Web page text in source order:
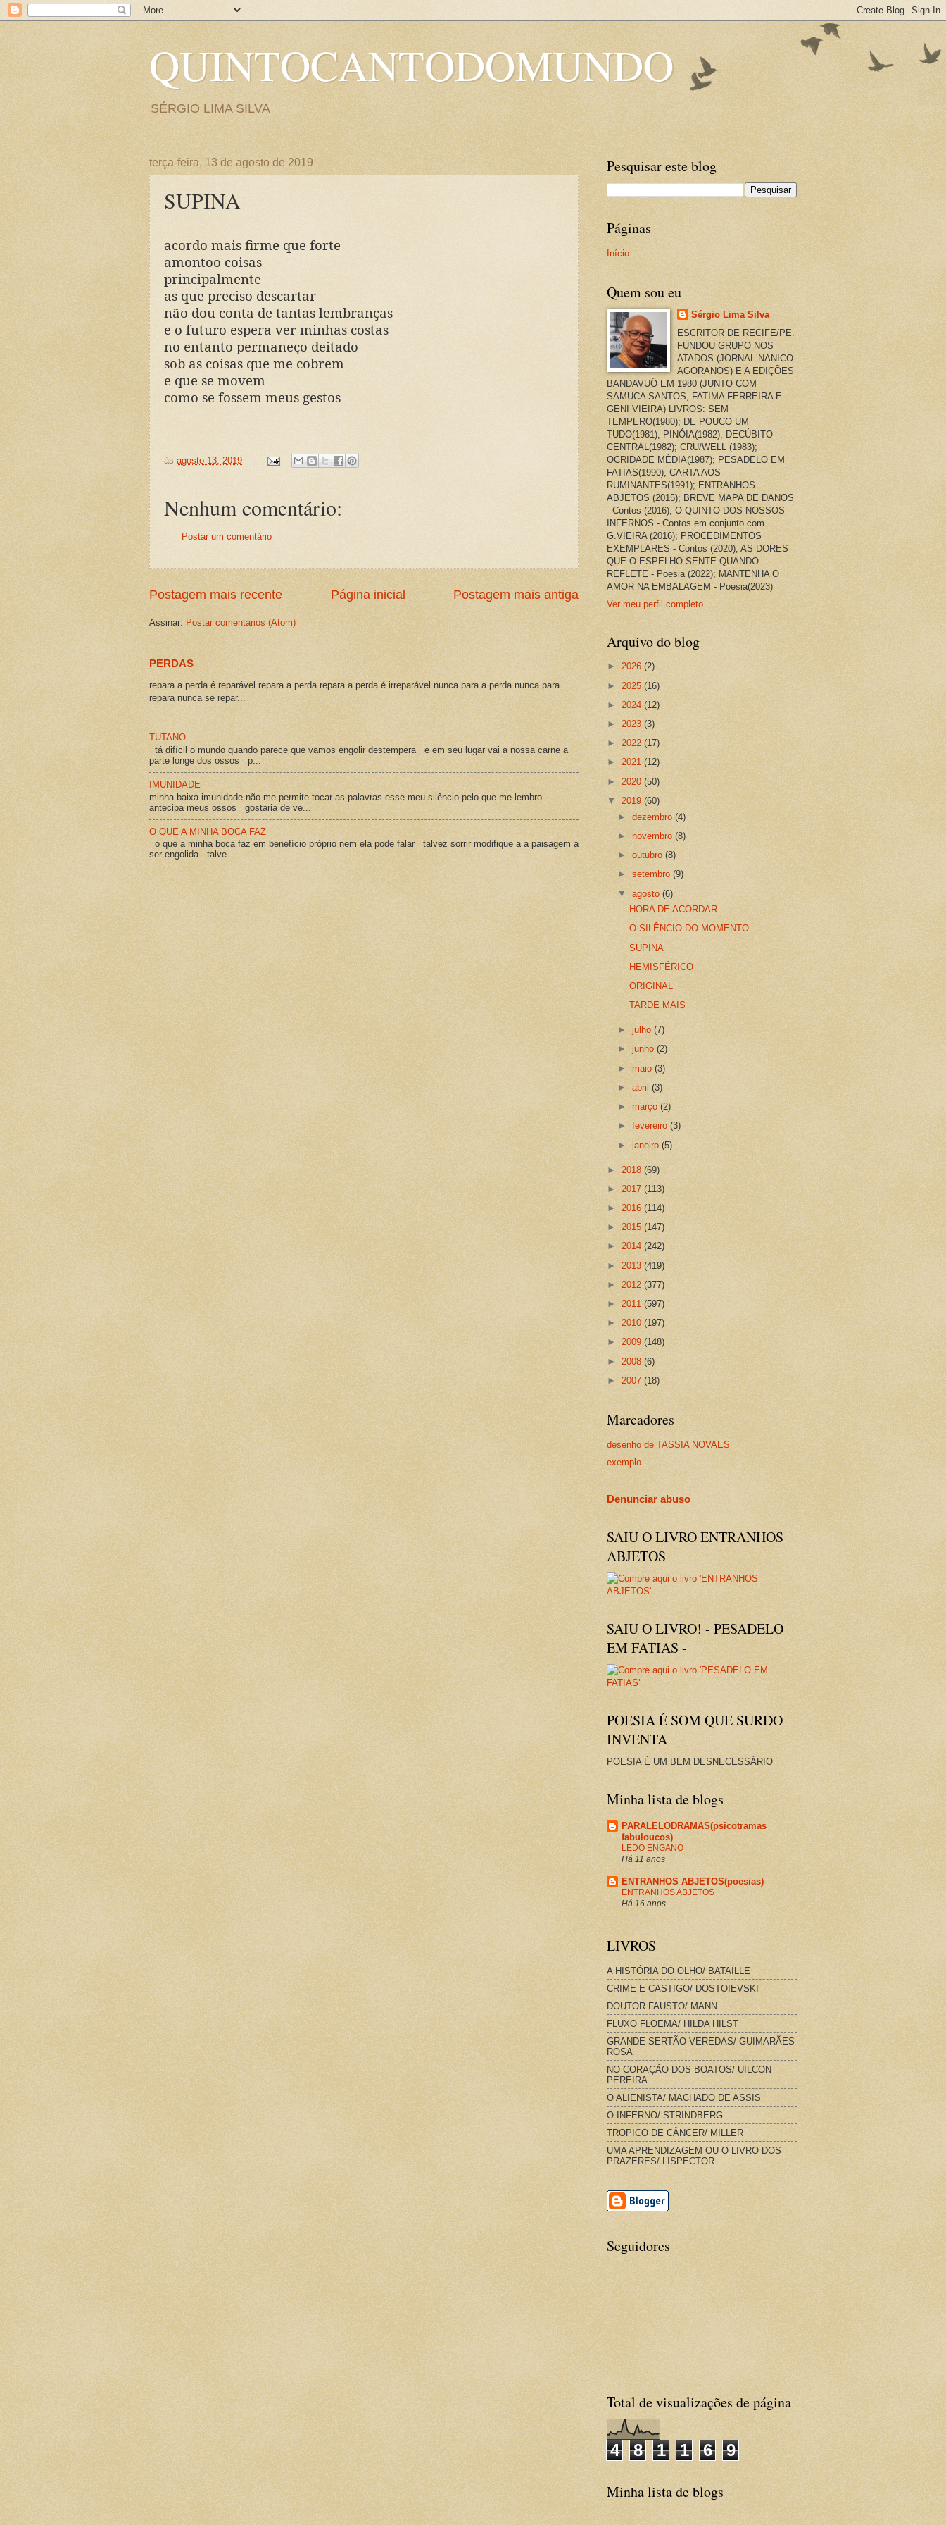
QUINTOCANTODOMUNDO
SÉRGIO LIMA SILVA
terça-feira, 13 de agosto de 2019
SUPINA
acordo mais firme que forte
amontoo coisas
principalmente
as que preciso descartar
não dou conta de tantas lembranças
e o futuro espera ver minhas costas
no entanto permaneço deitado
sob as coisas que me cobrem
e que se movem
como se fossem meus gestos
às agosto 13, 2019
Nenhum comentário:
Postar um comentário
Postagem mais recente Postagem mais antiga
Página inicial
Assinar: Postar comentários (Atom)
PERDAS
repara a perda é reparável repara a perda repara a perda é irreparável nunca para a perda nunca para
repara nunca se repar...
TUTANO
tá difícil o mundo quando parece que vamos engolir destempera e em seu lugar vai a nossa carne a
parte longe dos ossos p...
IMUNIDADE
minha baixa imunidade não me permite tocar as palavras esse meu silêncio pelo que me lembro
antecipa meus ossos gostaria de ve...
O QUE A MINHA BOCA FAZ
o que a minha boca faz em benefício próprio nem ela pode falar talvez sorrir modifique a a paisagem a
ser engolida talve...
Pesquisar este blog
Páginas
Início
Quem sou eu
Sérgio Lima Silva
ESCRITOR DE RECIFE/PE.
FUNDOU GRUPO NOS
ATADOS (JORNAL NANICO
AGORANOS) E A EDIÇÕES
BANDAVUÔ EM 1980 (JUNTO COM
SAMUCA SANTOS, FATIMA FERREIRA E
GENI VIEIRA) LIVROS: SEM
TEMPERO(1980); DE POUCO UM
TUDO(1981); PINÓIA(1982); DECÚBITO
CENTRAL(1982); CRU/WELL (1983);
OCRIDADE MÉDIA(1987); PESADELO EM
FATIAS(1990); CARTA AOS
RUMINANTES(1991); ENTRANHOS
ABJETOS (2015); BREVE MAPA DE DANOS
- Contos (2016); O QUINTO DOS NOSSOS
INFERNOS - Contos em conjunto com
G.VIEIRA (2016); PROCEDIMENTOS
EXEMPLARES - Contos (2020); AS DORES
QUE O ESPELHO SENTE QUANDO
REFLETE - Poesia (2022); MANTENHA O
AMOR NA EMBALAGEM - Poesia(2023)
Ver meu perfil completo
Arquivo do blog
► 2026 (2)
► 2025 (16)
► 2024 (12)
► 2023 (3)
► 2022 (17)
► 2021 (12)
► 2020 (50)
▼ 2019 (60)
►dezembro(4)
►novembro(8)
►outubro(8)
►setembro(9)
▼agosto(6)
HORA DE ACORDAR
O SILÊNCIO DO MOMENTO
SUPINA
HEMISFÉRICO
ORIGINAL
TARDE MAIS
► julho(7)
► junho(2)
► maio(3)
►abril(3)
►março(2)
►fevereiro(3)
►janeiro(5)
► 2018 (69)
► 2017 (113)
► 2016 (114)
► 2015 (147)
► 2014 (242)
► 2013 (419)
► 2012 (377)
► 2011 (597)
► 2010 (197)
► 2009 (148)
► 2008 (6)
► 2007 (18)
Marcadores
desenho de TASSIA NOVAES
exemplo
Denunciar abuso
SAIU O LIVRO ENTRANHOS
ABJETOS
SAIU O LIVRO! - PESADELO
EM FATIAS -
POESIA É SOM QUE SURDO
INVENTA
POESIA É UM BEM DESNECESSÁRIO
Minha lista de blogs
PARALELODRAMAS(psicotramas
fabuloucos)
LEDO ENGANO
Há 11 anos
ENTRANHOS ABJETOS(poesias)
ENTRANHOS ABJETOS
Há 16 anos
LIVROS
A HISTÓRIA DO OLHO/ BATAILLE
CRIME E CASTIGO/ DOSTOIEVSKI
DOUTOR FAUSTO/ MANN
FLUXO FLOEMA/ HILDA HILST
GRANDE SERTÃO VEREDAS/ GUIMARÃES
ROSA
NO CORAÇÃO DOS BOATOS/ UILCON
PEREIRA
O ALIENISTA/ MACHADO DE ASSIS
O INFERNO/ STRINDBERG
TROPICO DE CÂNCER/ MILLER
UMA APRENDIZAGEM OU O LIVRO DOS
PRAZERES/ LISPECTOR
Seguidores
Total de visualizações de página
4 8 1 1 6 9
Minha lista de blogs